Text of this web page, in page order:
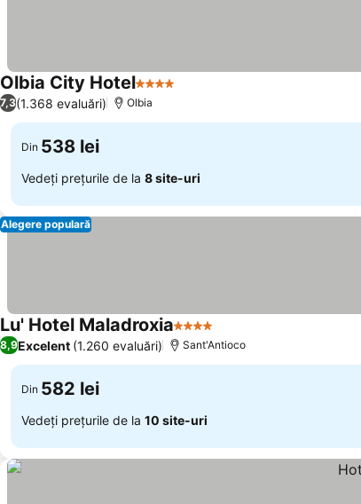
Olbia City Hotel4 Stele
7,3(1.368 evaluări) Olbia
Din 538 lei
Vedeți prețurile de la 8 site-uri
Alegere populară
Lu' Hotel Maladroxia4 Stele
8,9Excelent (1.260 evaluări) Sant'Antioco
Din 582 lei
Vedeți prețurile de la 10 site-uri